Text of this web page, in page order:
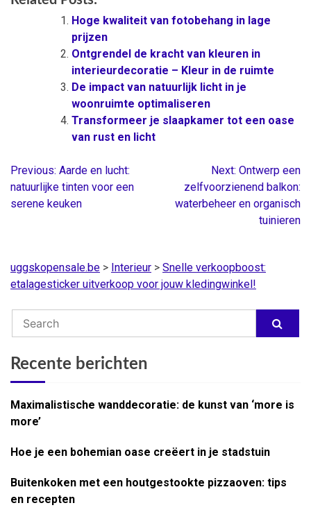
Hoge kwaliteit van fotobehang in lage
prijzen
Ontgrendel de kracht van kleuren in
interieurdecoratie – Kleur in de ruimte
De impact van natuurlijk licht in je
woonruimte optimaliseren
Transformeer je slaapkamer tot een oase
van rust en licht
Berichtnavigatie
Previous: Aarde en lucht:
natuurlijke tinten voor een
serene keuken
Next: Ontwerp een
zelfvoorzienend balkon:
waterbeheer en organisch
tuinieren
uggskopensale.be > Interieur > Snelle verkoopboost:
etalagesticker uitverkoop voor jouw kledingwinkel!
Recente berichten
Maximalistische wanddecoratie: de kunst van ‘more is
more’
Hoe je een bohemian oase creëert in je stadstuin
Buitenkoken met een houtgestookte pizzaoven: tips
en recepten